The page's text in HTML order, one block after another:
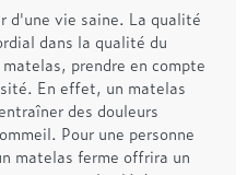
d'une vie saine. La qualité
dans la qualité du
prendre en compte
En effet, un matelas
des douleurs
Pour une personne
matelas ferme offrira un